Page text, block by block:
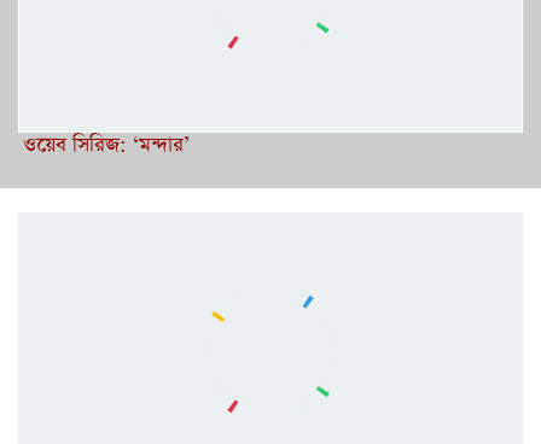
ওয়েব সিরিজ: ‘মন্দার’